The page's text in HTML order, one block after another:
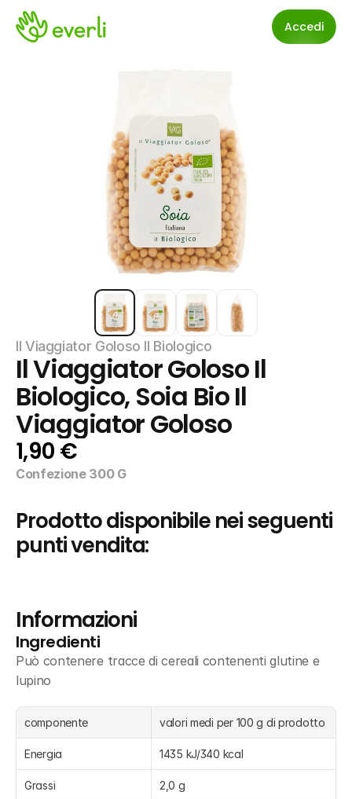
Accedi
Il Viaggiator Goloso Il Biologico
Il Viaggiator Goloso Il
Biologico, Soia Bio Il
Viaggiator Goloso
1,90 €
Confezione 300 G
Prodotto disponibile nei seguenti
punti vendita:
Informazioni
Ingredienti
Può contenere tracce di cereali contenenti glutine e
lupino
componente valori medi per 100 g di prodotto
Energia 1435 kJ/340 kcal
Grassi 2,0 g